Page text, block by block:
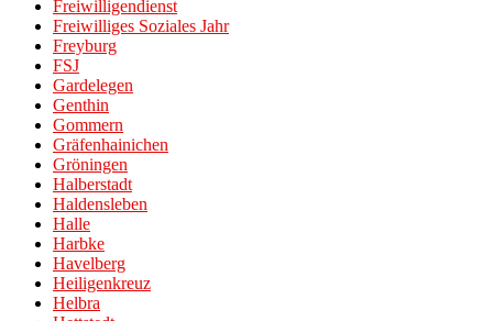
Freiwilligendienst
Freiwilliges Soziales Jahr
Freyburg
FSJ
Gardelegen
Genthin
Gommern
Gräfenhainichen
Gröningen
Halberstadt
Haldensleben
Halle
Harbke
Havelberg
Heiligenkreuz
Helbra